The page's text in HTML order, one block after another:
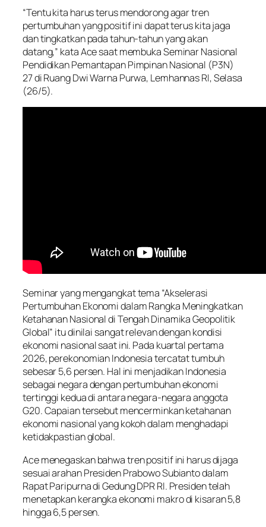
“Tentu kita harus terus mendorong agar tren
pertumbuhan yang positif ini dapat terus kita jaga
dan tingkatkan pada tahun-tahun yang akan
datang,” kata Ace saat membuka Seminar Nasional
Pendidikan Pemantapan Pimpinan Nasional (P3N)
27 di Ruang Dwi Warna Purwa, Lemhannas RI, Selasa
(26/5).
Seminar yang mengangkat tema “Akselerasi
Pertumbuhan Ekonomi dalam Rangka Meningkatkan
Ketahanan Nasional di Tengah Dinamika Geopolitik
Global” itu dinilai sangat relevan dengan kondisi
ekonomi nasional saat ini. Pada kuartal pertama
2026, perekonomian Indonesia tercatat tumbuh
sebesar 5,6 persen. Hal ini menjadikan Indonesia
sebagai negara dengan pertumbuhan ekonomi
tertinggi kedua di antara negara-negara anggota
G20. Capaian tersebut mencerminkan ketahanan
ekonomi nasional yang kokoh dalam menghadapi
ketidakpastian global.
Ace menegaskan bahwa tren positif ini harus dijaga
sesuai arahan Presiden Prabowo Subianto dalam
Rapat Paripurna di Gedung DPR RI. Presiden telah
menetapkan kerangka ekonomi makro di kisaran 5,8
hingga 6,5 persen.